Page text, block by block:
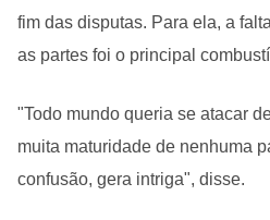
fim das disputas. Para ela, a
as partes foi o principal
"Todo mundo queria se atacar
muita maturidade de nenhuma
confusão, gera intriga", disse.